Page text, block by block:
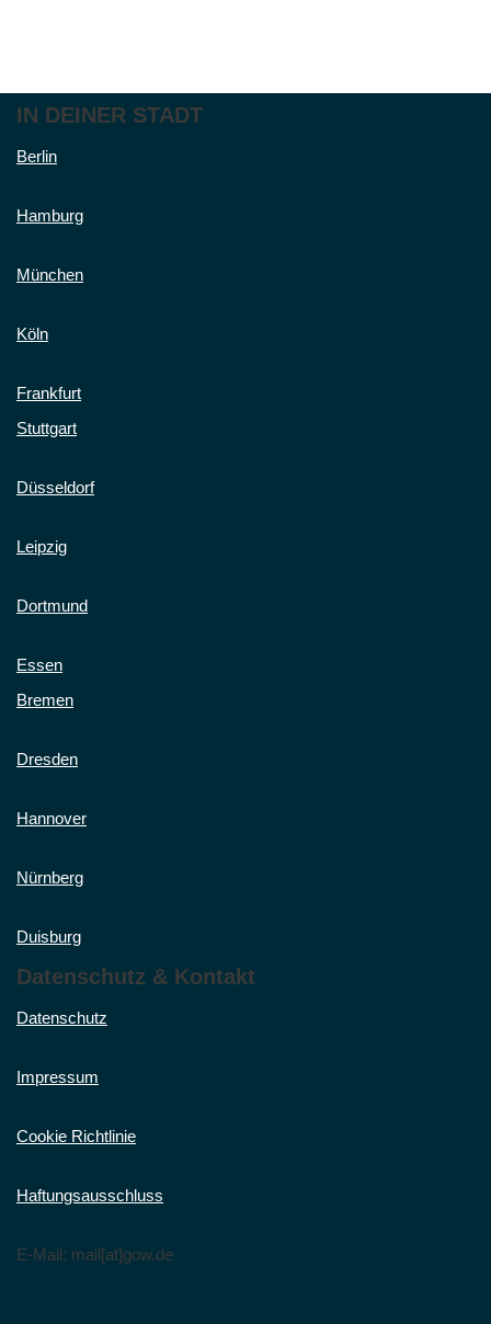
IN DEINER STADT
Berlin
Hamburg
München
Köln
Frankfurt
Stuttgart
Düsseldorf
Leipzig
Dortmund
Essen
Bremen
Dresden
Hannover
Nürnberg
Duisburg
Datenschutz & Kontakt
Datenschutz
Impressum
Cookie Richtlinie
Haftungsausschluss
E-Mail: mail[at]gow.de